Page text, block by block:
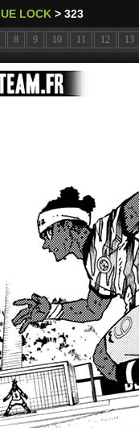
LOCK > 323
8 9 10 11 12 13